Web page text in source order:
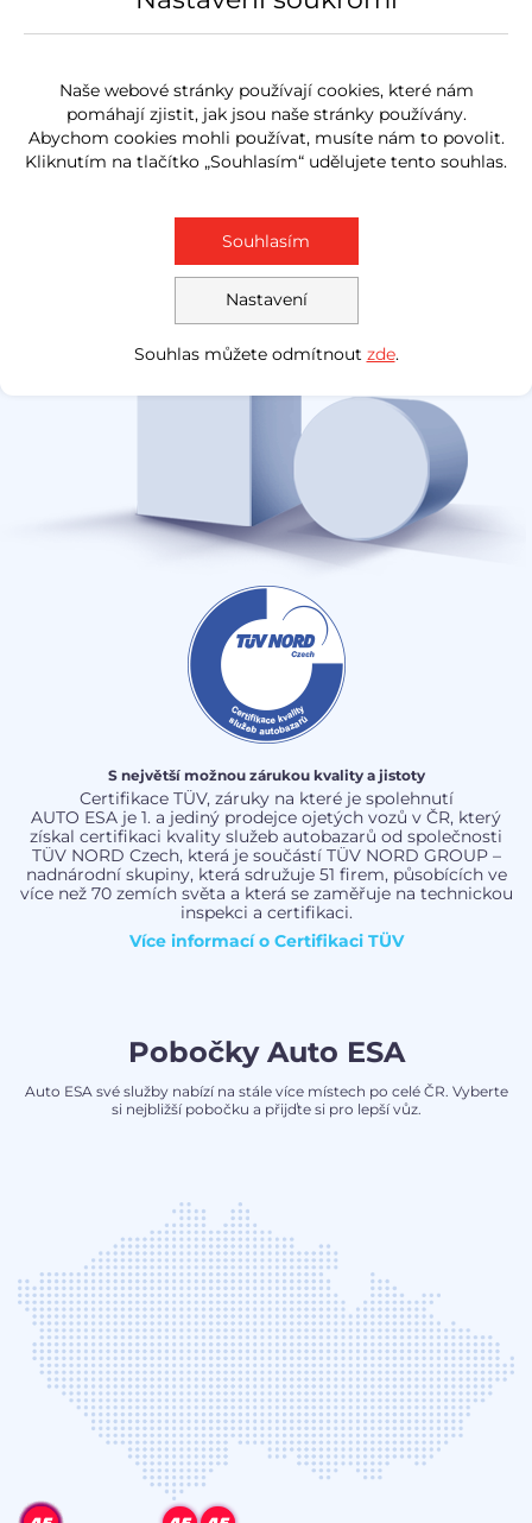
1 ... 3 4 5
První a jediný
S největší možnou zárukou kvality a jistoty
Certifikace TÜV, záruky na které je spolehnutí
AUTO ESA je 1. a jediný prodejce ojetých vozů v ČR, který
získal certifikaci kvality služeb autobazarů od společnosti
TÜV NORD Czech, která je součástí TÜV NORD GROUP –
nadnárodní skupiny, která sdružuje 51 firem, působících ve
více než 70 zemích světa a která se zaměřuje na technickou
inspekci a certifikaci.
Více informací o Certifikaci TÜV
Pobočky Auto ESA
Auto ESA své služby nabízí na stále více místech po celé ČR. Vyberte
si nejbližší pobočku a přijďte si pro lepší vůz.
Naše webové stránky používají cookies, které nám
pomáhají zjistit, jak jsou naše stránky používány.
Abychom cookies mohli používat, musíte nám to povolit.
Kliknutím na tlačítko „Souhlasím“ udělujete tento souhlas.
Nastavení
Souhlasím
Souhlas můžete odmítnout zde.